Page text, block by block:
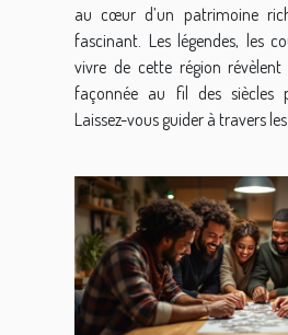
au cœur d’un patrimoine
fascinant. Les légendes, les
vivre de cette région
façonnée au fil des siècles
Laissez-vous guider à travers les